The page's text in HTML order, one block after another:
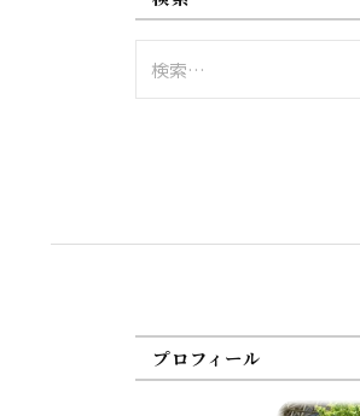
索:
プロフィール